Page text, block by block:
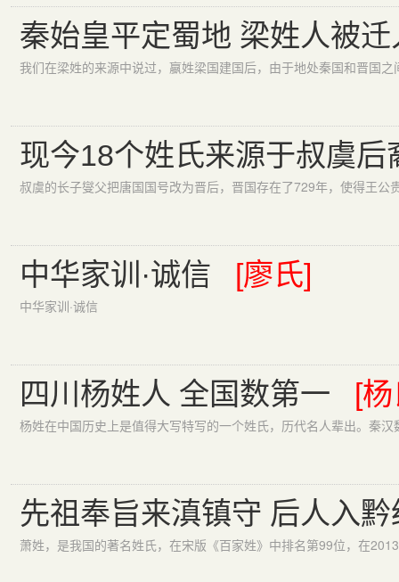
秦始皇平定蜀地 梁姓人被迁
现今18个姓氏来源于叔虞后
中华家训·诚信 [廖氏]
中华家训·诚信
四川杨姓人 全国数第一 [
先祖奉旨来滇镇守 后人入